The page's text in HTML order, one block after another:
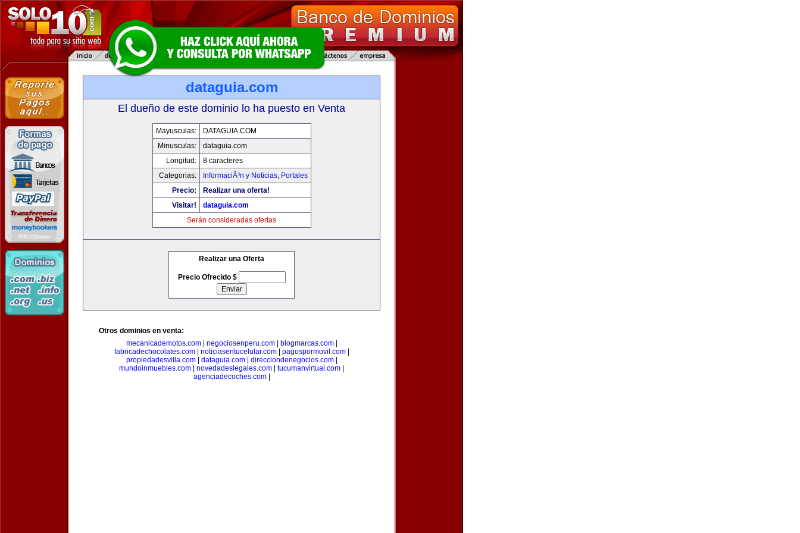
dataguia.com
El dueño de este dominio lo ha puesto en Venta
Mayusculas:
DATAGUIA.COM
Minusculas:
dataguia.com
Longitud:
8 caracteres
Categorias:
InformaciÃ³n y Noticias, Portales
Precio:
Realizar una oferta!
Visitar!
dataguia.com
Serán consideradas ofertas
Realizar una Oferta
Precio Ofrecido $
Otros dominios en venta:
mecanicademotos.com| negociosenperu.com| blogmarcas.com|
fabricadechocolates.com| noticiasentucelular.com| pagospormovil.com|
propiedadesvilla.com| dataguia.com| direcciondenegocios.com|
mundoinmuebles.com
novedadeslegales.com tucumanvirtual.com
agenciadecoches.com|